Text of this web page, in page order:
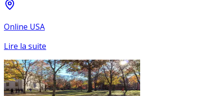
Online USA
Lire la suite